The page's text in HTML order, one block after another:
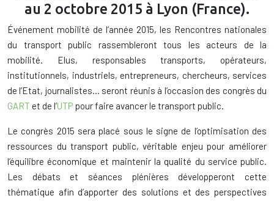
au 2 octobre 2015 à Lyon (France).
Événement mobilité de l’année 2015, les Rencontres nationales
du transport public rassembleront tous les acteurs de la
mobilité. Elus, responsables transports, opérateurs,
institutionnels, industriels, entrepreneurs, chercheurs, services
de l’Etat, journalistes… seront réunis à l’occasion des congrès du
GART et de l’UTP pour faire avancer le transport public.
Le congrès 2015 sera placé sous le signe de l’optimisation des
ressources du transport public, véritable enjeu pour améliorer
l’équilibre économique et maintenir la qualité du service public.
Les débats et séances plénières développeront cette
thématique afin d’apporter des solutions et des perspectives